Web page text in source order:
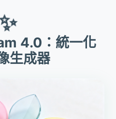
4.0：統一化
生成器